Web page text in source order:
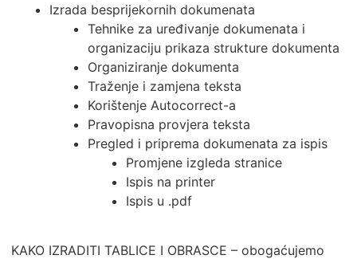
Izrada besprijekornih dokumenata
Tehnike za uređivanje dokumenata i
organizaciju prikaza strukture dokumenta
Organiziranje dokumenta
Traženje i zamjena teksta
Korištenje Autocorrect-a
Pravopisna provjera teksta
Pregled i priprema dokumenata za ispis
Promjene izgleda stranice
Ispis na printer
Ispis u .pdf
KAKO IZRADITI TABLICE I OBRASCE – obogaćujemo